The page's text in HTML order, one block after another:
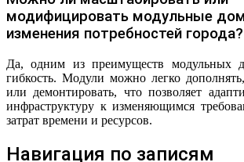
модифицировать модульные
изменения потребностей города?
Да, одним из преимуществ модульных
гибкость. Модули можно легко дополнять,
или демонтировать, что позволяет
инфраструктуру к изменяющимся
затрат времени и ресурсов.
Навигация по записям